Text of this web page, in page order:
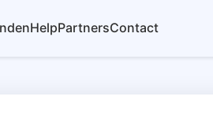
HelpPartnersContact